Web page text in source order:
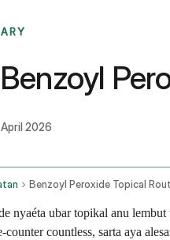
2026
Benzoyl Peroxide Topical
nyaéta ubar topikal anu
counter countless, sarta aya